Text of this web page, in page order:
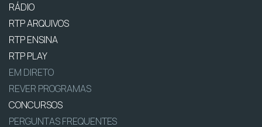
RÁDIO
RTP ARQUIVOS
RTP ENSINA
RTP PLAY
EM DIRETO
REVER PROGRAMAS
CONCURSOS
PERGUNTAS FREQUENTES